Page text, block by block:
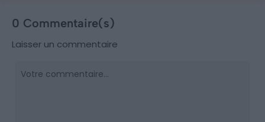
0 Commentaire(s)
Laisser un commentaire